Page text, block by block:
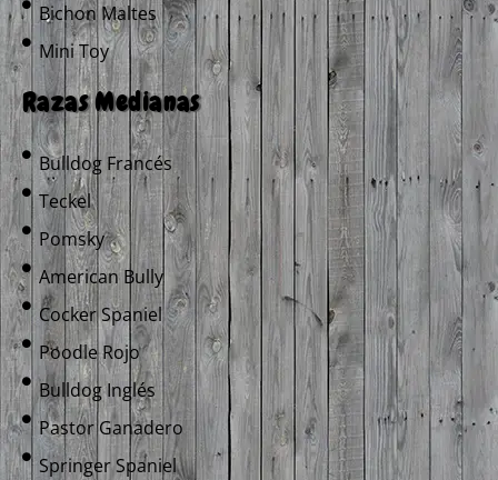
Bichon Maltes
Mini Toy
Razas Medianas
Bulldog Francés
Teckel
Pomsky
American Bully
Cocker Spaniel
Poodle Rojo
Bulldog Inglés
Pastor Ganadero
Springer Spaniel